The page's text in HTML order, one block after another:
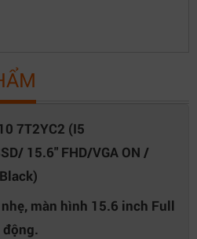
đèn
7T2YC2 (I5
15.6" FHD/VGA ON /
màn hình 15.6 inch Full
động.